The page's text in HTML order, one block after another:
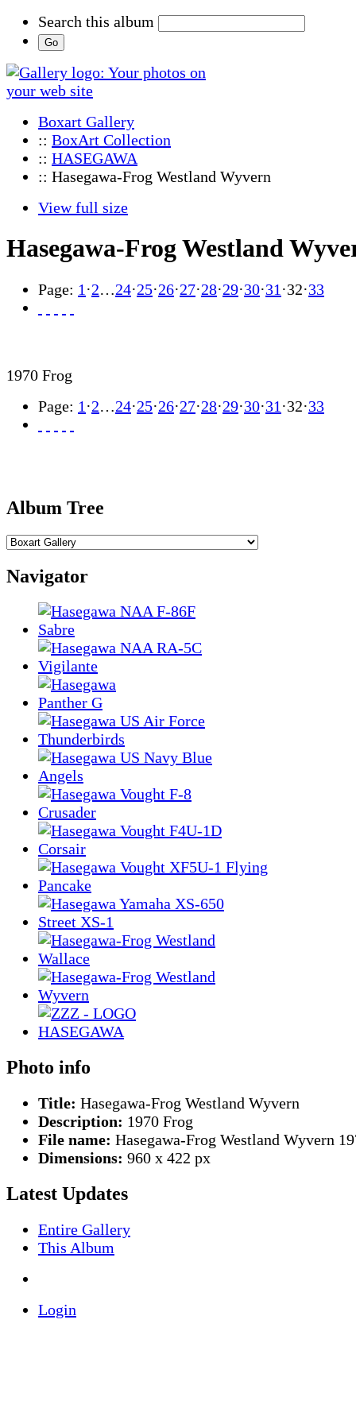
Search this album
Boxart Gallery
:: BoxArt Collection
:: HASEGAWA
:: Hasegawa-Frog Westland Wyvern
View full size
Hasegawa-Frog Westland
Page: 1 ·2…24·25·26·27·28·29·30·31 ·32·33
1970 Frog
Page: 1 ·2…24·25·26·27·28·29·30·31 ·32·33
Album Tree
Navigator
Photo info
Title: Hasegawa-Frog Westland Wyvern
Description: 1970 Frog
File name: Hasegawa-Frog Westland Wyvern
Dimensions: 960 x 422 px
Latest Updates
Entire Gallery
This Album
Login